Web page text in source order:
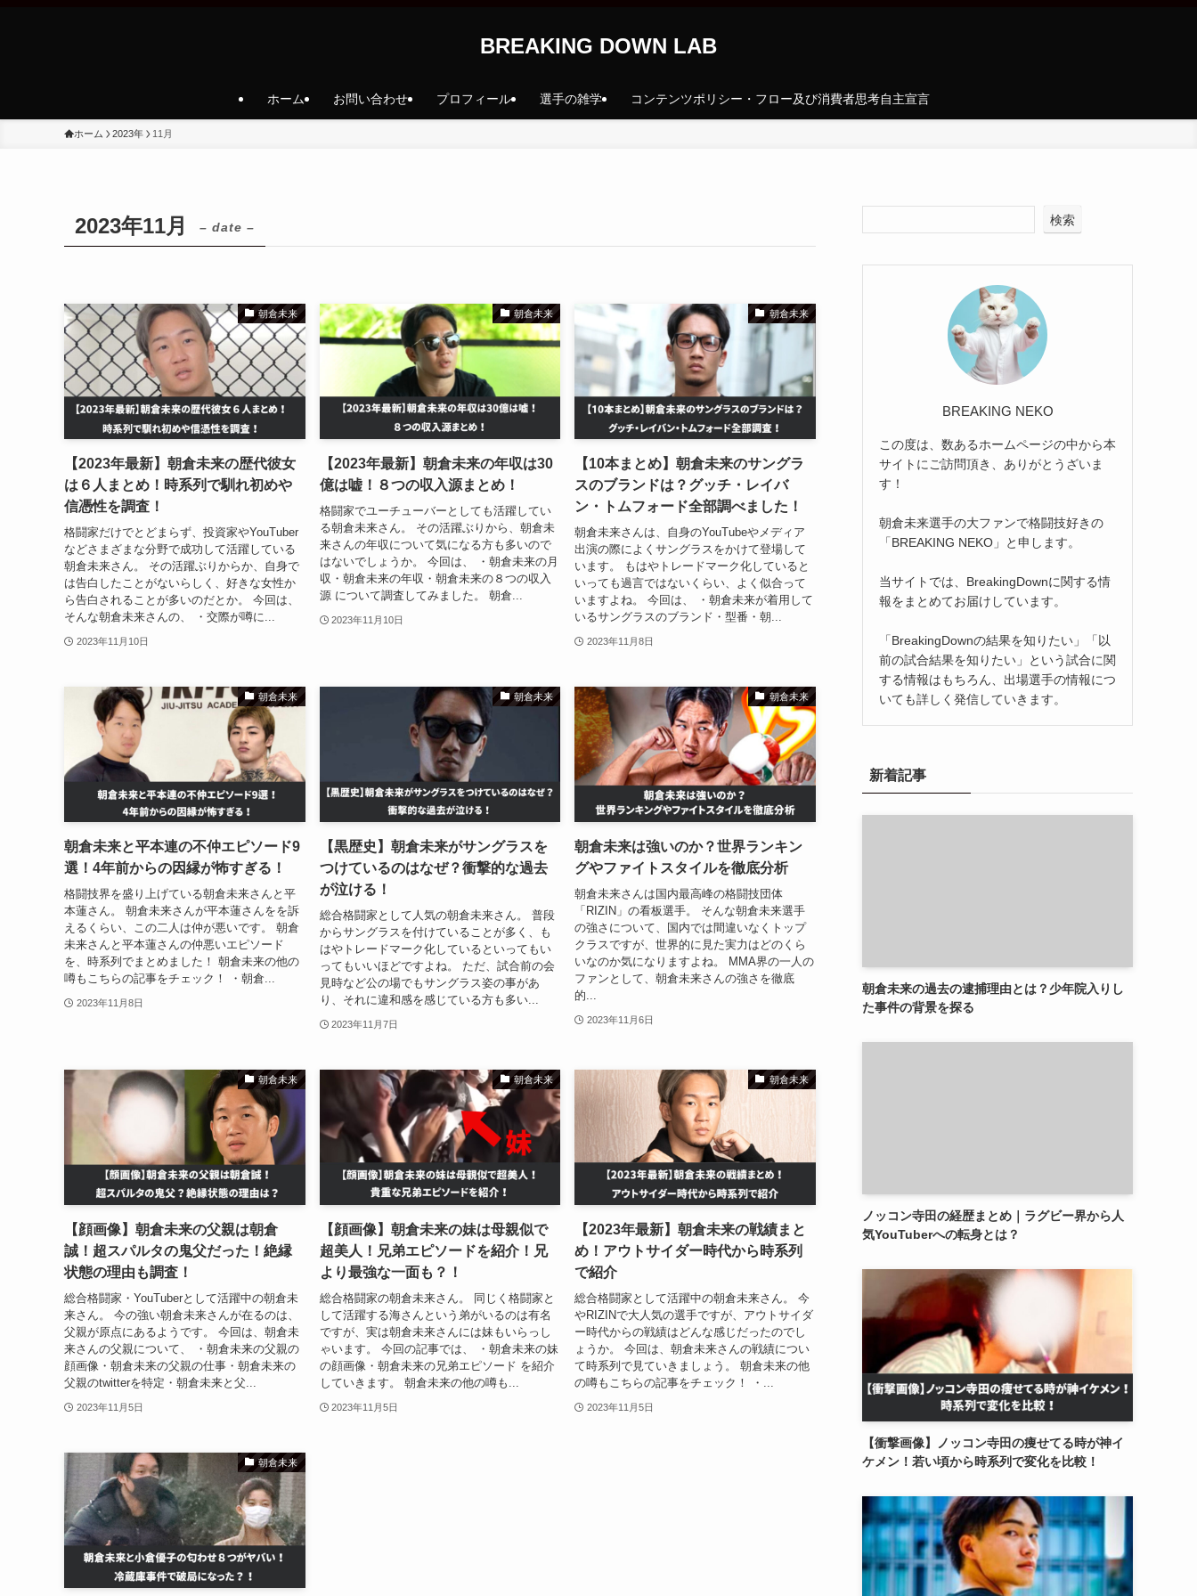
BREAKING DOWN LAB
ホーム お問い合わせ プロフィール 選手の雑学 コンテンツポリシー・フロー及び消費者思考自主宣言
ホーム 2023年 11月
2023年11月 – date –
朝倉未来
【2023年最新】朝倉未来の歴代彼女
は６人まとめ！時系列で馴れ初めや
信憑性を調査！
格闘家だけでとどまらず、投資家やYouTuber
などさまざまな分野で成功して活躍している
朝倉未来さん。 その活躍ぶりからか、自身で
は告白したことがないらしく、好きな女性か
ら告白されることが多いのだとか。 今回は、
そんな朝倉未来さんの、 ・交際が噂に...
2023年11月10日
朝倉未来
【2023年最新】朝倉未来の年収は30
億は嘘！８つの収入源まとめ！
格闘家でユーチューバーとしても活躍してい
る朝倉未来さん。 その活躍ぶりから、朝倉未
来さんの年収について気になる方も多いので
はないでしょうか。 今回は、 ・朝倉未来の月
収・朝倉未来の年収・朝倉未来の８つの収入
源 について調査してみました。 朝倉...
2023年11月10日
朝倉未来
【10本まとめ】朝倉未来のサングラ
スのブランドは？グッチ・レイバ
ン・トムフォード全部調べました！
朝倉未来さんは、自身のYouTubeやメディア
出演の際によくサングラスをかけて登場して
います。 もはやトレードマーク化していると
いっても過言ではないくらい、よく似合って
いますよね。 今回は、 ・朝倉未来が着用して
いるサングラスのブランド・型番・朝...
2023年11月8日
朝倉未来
朝倉未来と平本連の不仲エピソード9
選！4年前からの因縁が怖すぎる！
格闘技界を盛り上げている朝倉未来さんと平
本蓮さん。 朝倉未来さんが平本蓮さんをを訴
えるくらい、この二人は仲が悪いです。 朝倉
未来さんと平本蓮さんの仲悪いエピソード
を、時系列でまとめました！ 朝倉未来の他の
噂もこちらの記事をチェック！ ・朝倉...
2023年11月8日
朝倉未来
【黒歴史】朝倉未来がサングラスを
つけているのはなぜ？衝撃的な過去
が泣ける！
総合格闘家として人気の朝倉未来さん。 普段
からサングラスを付けていることが多く、も
はやトレードマーク化しているといってもい
ってもいいほどですよね。 ただ、試合前の会
見時など公の場でもサングラス姿の事があ
り、それに違和感を感じている方も多い...
2023年11月7日
朝倉未来
朝倉未来は強いのか？世界ランキン
グやファイトスタイルを徹底分析
朝倉未来さんは国内最高峰の格闘技団体
「RIZIN」の看板選手。 そんな朝倉未来選手
の強さについて、国内では間違いなくトップ
クラスですが、世界的に見た実力はどのくら
いなのか気になりますよね。 MMA界の一人の
ファンとして、朝倉未来さんの強さを徹底
的...
2023年11月6日
朝倉未来
【顔画像】朝倉未来の父親は朝倉
誠！超スパルタの鬼父だった！絶縁
状態の理由も調査！
総合格闘家・YouTuberとして活躍中の朝倉未
来さん。 今の強い朝倉未来さんが在るのは、
父親が原点にあるようです。 今回は、朝倉未
来さんの父親について、 ・朝倉未来の父親の
顔画像・朝倉未来の父親の仕事・朝倉未来の
父親のtwitterを特定・朝倉未来と父...
2023年11月5日
朝倉未来
【顔画像】朝倉未来の妹は母親似で
超美人！兄弟エピソードを紹介！兄
より最強な一面も？！
総合格闘家の朝倉未来さん。 同じく格闘家と
して活躍する海さんという弟がいるのは有名
ですが、実は朝倉未来さんには妹もいらっし
ゃいます。 今回の記事では、 ・朝倉未来の妹
の顔画像・朝倉未来の兄弟エピソード を紹介
していきます。 朝倉未来の他の噂も...
2023年11月5日
朝倉未来
【2023年最新】朝倉未来の戦績まと
め！アウトサイダー時代から時系列
で紹介
総合格闘家として活躍中の朝倉未来さん。 今
やRIZINで大人気の選手ですが、アウトサイダ
ー時代からの戦績はどんな感じだったのでし
ょうか。 今回は、朝倉未来さんの戦績につい
て時系列で見ていきましょう。 朝倉未来の他
の噂もこちらの記事をチェック！ ・...
2023年11月5日
朝倉未来
検索
BREAKING NEKO
この度は、数あるホームページの中から本
サイトにご訪問頂き、ありがとうざいま
す！
朝倉未来選手の大ファンで格闘技好きの
「BREAKING NEKO」と申します。
当サイトでは、BreakingDownに関する情
報をまとめてお届けしています。
「BreakingDownの結果を知りたい」「以
前の試合結果を知りたい」という試合に関
する情報はもちろん、出場選手の情報につ
いても詳しく発信していきます。
新着記事
朝倉未来の過去の逮捕理由とは？少年院入りし
た事件の背景を探る
ノッコン寺田の経歴まとめ｜ラグビー界から人
気YouTuberへの転身とは？
【衝撃画像】ノッコン寺田の痩せてる時が神イ
ケメン！若い頃から時系列で変化を比較！